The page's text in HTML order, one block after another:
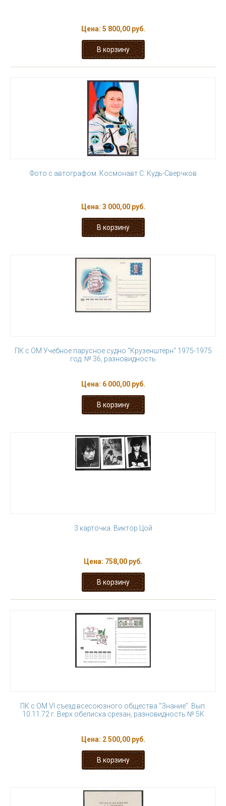
Цена: 5 800,00 руб.
Фото с автографом. Космонавт С. Кудь-Сверчков
Цена: 3 000,00 руб.
ПК с ОМ Учебное парусное судно "Крузенштерн" 1975-1975
год. № 36, разновидность
Цена: 6 000,00 руб.
3 карточка. Виктор Цой
Цена: 758,00 руб.
ПК с ОМ VI съезд всесоюзного общества "Знание". Вып.
10.11.72 г. Верх обелиска срезан, разновидность № 5К
Цена: 2 500,00 руб.